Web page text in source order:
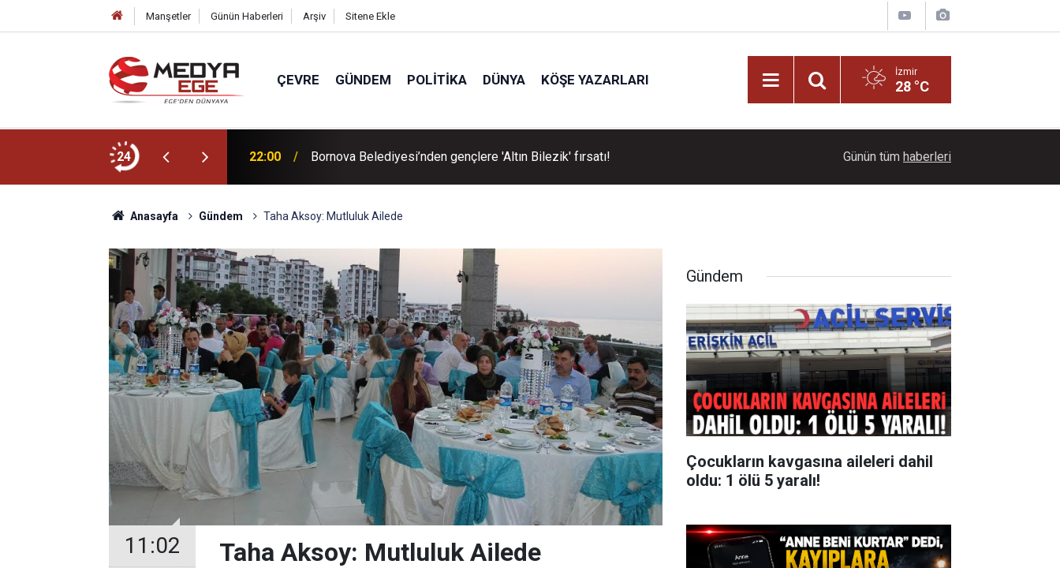
Manşetler Günün Haberleri Arşiv Sitene Ekle
ÇEVRE GÜNDEM POLITIKA DÜNYA KÖŞE YAZARLARI İzmir
28 °C
24 22:00 Bornova Belediyesi’nden gençlere 'Altın Bilezik' fırsatı! Dağların üzerinde mest eden manzara
Günün tüm haberleri
Anasayfa Gündem Taha Aksoy: Mutluluk Ailede
11:02 Taha Aksoy: Mutluluk Ailede
Gündem
Çocukların kavgasına aileleri dahil
oldu: 1 ölü 5 yaralı!